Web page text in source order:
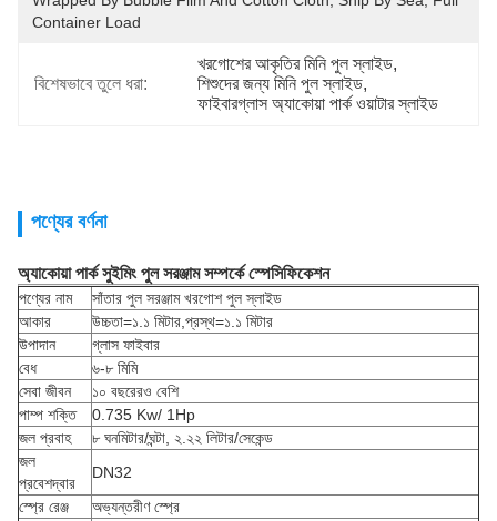
Container Load
বিশেষভাবে তুলে ধরা:
খরগোশের আকৃতির মিনি পুল স্লাইড,
শিশুদের জন্য মিনি পুল স্লাইড,
ফাইবারগ্লাস অ্যাকোয়া পার্ক ওয়াটার স্লাইড
পণ্যের বর্ণনা
অ্যাকোয়া পার্ক সুইমিং পুল সরঞ্জাম সম্পর্কে স্পেসিফিকেশন
পণ্যের নাম
সাঁতার পুল সরঞ্জাম খরগোশ পুল স্লাইড
আকার
উচ্চতা=১.১ মিটার,প্রস্থ=১.১ মিটার
উপাদান
গ্লাস ফাইবার
বেধ
৬-৮ মিমি
সেবা জীবন
১০ বছরেরও বেশি
পাম্প শক্তি
0.735 Kw/ 1Hp
জল প্রবাহ
৮ ঘনমিটার/ঘন্টা, ২.২২ লিটার/সেকেন্ড
জল
প্রবেশদ্বার
DN32
স্প্রে রেঞ্জ
অভ্যন্তরীণ স্প্রে